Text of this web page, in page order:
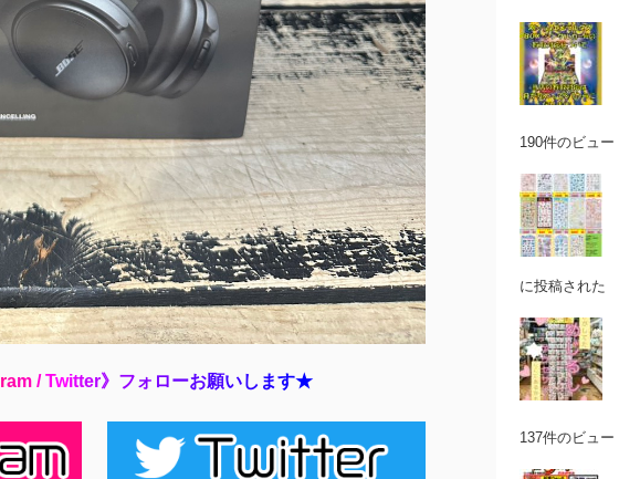
ram / Twitter》 フ ォ ローお願いし ます★
190件のビュー
に投稿された
137件のビュー